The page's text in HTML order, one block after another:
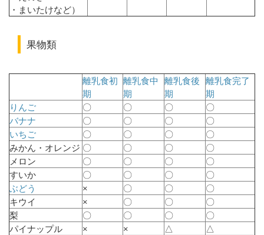
・まいたけなど）
果物類
離乳食初
期
離乳食中
期
離乳食後
期
離乳食完了
期
りんご
〇 〇 〇
〇
バナナ
〇 〇 〇
〇
いちご
〇 〇 〇
〇
みかん・オレンジ 〇 〇 〇
〇
メロン
〇 〇 〇
〇
すいか
〇 〇 〇
〇
ぶどう
× 〇 〇
〇
キウイ
× 〇 〇
〇
梨
〇 〇 〇
〇
パイナップル
× × △
△